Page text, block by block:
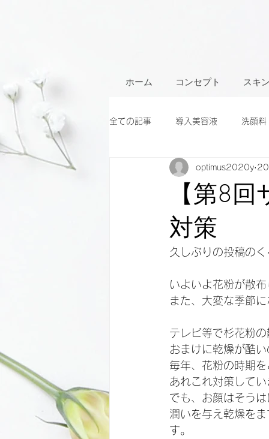
ホーム コンセプト スキ
全ての記事 導入美容液 洗顔料
【第8
対策
optimus2020y
久しぶりの投稿の
いよいよ花粉が散
また、大変な季節
テレビ等で杉花粉
おまけに乾燥が酷
毎年、花粉の時期
あれこれ対策して
でも、お顔はそう
潤いを与え乾燥を
す。